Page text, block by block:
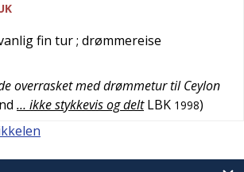
fin tur; drømmereise
overrasket med drømmetur til Ceylon
… ikke stykkevis og delt LBK 1998)